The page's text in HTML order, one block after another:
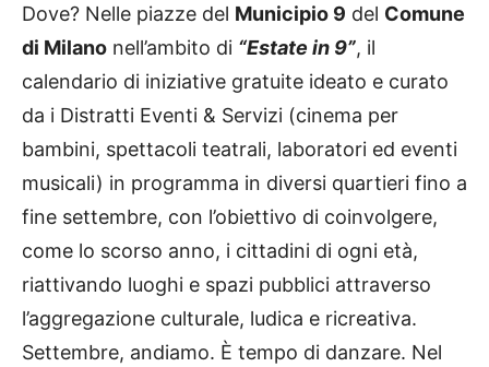
Dove? Nelle piazze del Municipio 9 del Comune
di Milano nell’ambito di “Estate in 9”, il
calendario di iniziative gratuite ideato e curato
da i Distratti Eventi & Servizi (cinema per
bambini, spettacoli teatrali, laboratori ed eventi
musicali) in programma in diversi quartieri fino a
fine settembre, con l’obiettivo di coinvolgere,
come lo scorso anno, i cittadini di ogni età,
riattivando luoghi e spazi pubblici attraverso
l’aggregazione culturale, ludica e ricreativa.
Settembre, andiamo. È tempo di danzare. Nel